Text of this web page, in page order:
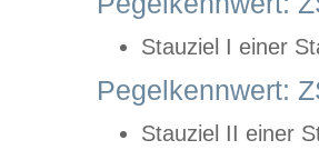
Stauziel I einer
Pegelkennwert:
Stauziel II einer